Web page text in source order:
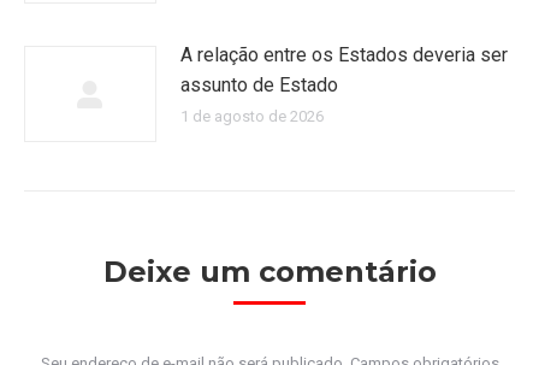
A relação entre os Estados deveria ser
assunto de Estado
1 de agosto de 2026
Deixe um comentário